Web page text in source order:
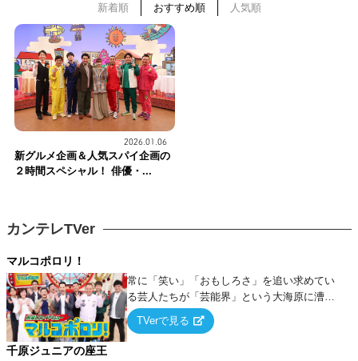
新着順 おすすめ順 人気順
2026.01.06
新グルメ企画＆人気スパイ企画の
２時間スペシャル！ 俳優・...
カンテレTVer
マルコポロリ！
常に「笑い」「おもしろさ」を追い求めてい
る芸人たちが「芸能界」という大海原に漕ぎ
出でて、新たなオモシロ人間を発掘する！
TVerで見る
千原ジュニアの座王